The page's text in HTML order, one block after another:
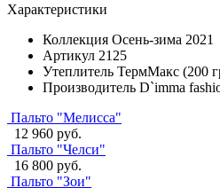
Характеристики
Коллекция Осень-зима 2021
Артикул 2125
Утеплитель ТермМакс (200
Производитель D`imma
Пальто "Мелисса"
12 960 руб.
Пальто "Челси"
16 800 руб.
Пальто "Зои"